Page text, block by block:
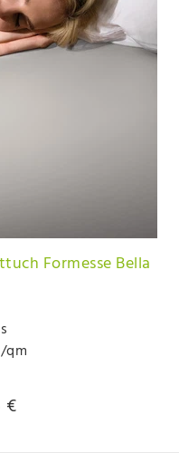
Formesse Bella
qm
€